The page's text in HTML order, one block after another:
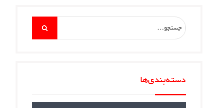
Search
for:
دسته‌بندی‌ها